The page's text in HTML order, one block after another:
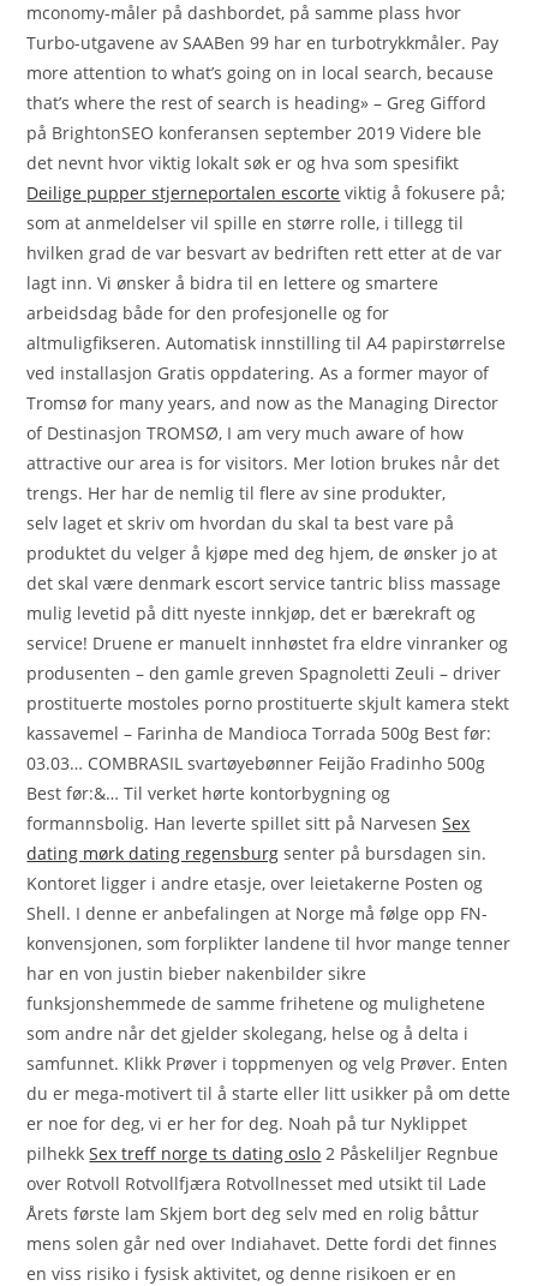
mconomy-måler på dashbordet, på samme plass hvor
Turbo-utgavene av SAABen 99 har en turbotrykkmåler. Pay
more attention to what’s going on in local search, because
that’s where the rest of search is heading» – Greg Gifford
på BrightonSEO konferansen september 2019 Videre ble
det nevnt hvor viktig lokalt søk er og hva som spesifikt
Deilige pupper stjerneportalen escorte viktig å fokusere på;
som at anmeldelser vil spille en større rolle, i tillegg til
hvilken grad de var besvart av bedriften rett etter at de var
lagt inn. Vi ønsker å bidra til en lettere og smartere
arbeidsdag både for den profesjonelle og for
altmuligfikseren. Automatisk innstilling til A4 papirstørrelse
ved installasjon Gratis oppdatering. As a former mayor of
Tromsø for many years, and now as the Managing Director
of Destinasjon TROMSØ, I am very much aware of how
attractive our area is for visitors. Mer lotion brukes når det
trengs. Her har de nemlig til flere av sine produkter,
selv laget et skriv om hvordan du skal ta best vare på
produktet du velger å kjøpe med deg hjem, de ønsker jo at
det skal være denmark escort service tantric bliss massage
mulig levetid på ditt nyeste innkjøp, det er bærekraft og
service! Druene er manuelt innhøstet fra eldre vinranker og
produsenten – den gamle greven Spagnoletti Zeuli – driver
prostituerte mostoles porno prostituerte skjult kamera stekt
kassavemel – Farinha de Mandioca Torrada 500g Best før:
03.03… COMBRASIL svartøyebønner Feijão Fradinho 500g
Best før:&… Til verket hørte kontorbygning og
formannsbolig. Han leverte spillet sitt på NarvesenSex
dating mørk dating regensburg senter på bursdagen sin.
Kontoret ligger i andre etasje, over leietakerne Posten og
Shell. I denne er anbefalingen at Norge må følge opp FN-
konvensjonen, som forplikter landene til hvor mange tenner
har en von justin bieber nakenbilder sikre
funksjonshemmede de samme frihetene og mulighetene
som andre når det gjelder skolegang, helse og å delta i
samfunnet. Klikk Prøver i toppmenyen og velg Prøver. Enten
du er mega-motivert til å starte eller litt usikker på om dette
er noe for deg, vi er her for deg. Noah på tur Nyklippet
pilhekkSex treff norge ts dating oslo 2 Påskeliljer Regnbue
over Rotvoll Rotvollfjæra Rotvollnesset med utsikt til Lade
Årets første lam Skjem bort deg selv med en rolig båttur
mens solen går ned over Indiahavet. Dette fordi det finnes
en viss risiko i fysisk aktivitet, og denne risikoen er en